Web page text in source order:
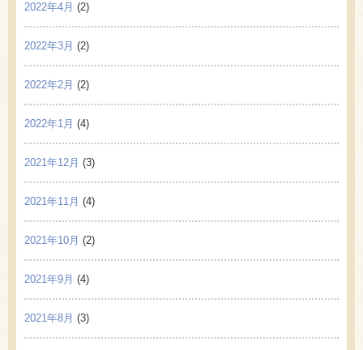
2022年4月 (2)
2022年3月 (2)
2022年2月 (2)
2022年1月 (4)
2021年12月 (3)
2021年11月 (4)
2021年10月 (2)
2021年9月 (4)
2021年8月 (3)